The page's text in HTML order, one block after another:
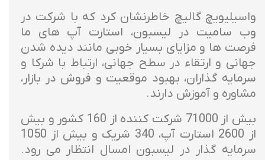
واسیلیویچ گالیچ خاطرنشان کرد که با شرکت در
وب سامیت در لیسبون، استارت آپ های ما
فرصت ها و مزایای بسیار خوبی مانند دیده شدن
جهانی و ارتقاء در سطح جهانی، ارتباط با شرکا و
سرمایه گذاران، بهبود موقعیت و فروش در بازار،
مشاوره و آموزش دارند.
بیش از 71000 شرکت کننده از 160 کشور و بیش
از 2600 استارت آپ، 340 شریک و بیش از 1050
سرمایه گذار در لیسبون امسال انتظار می رود.